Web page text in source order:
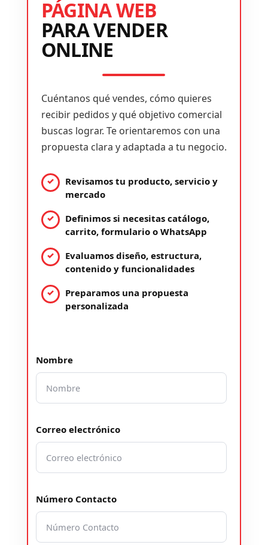
PÁGINA WEB
PARA VENDER
ONLINE
Cuéntanos qué vendes, cómo quieres
recibir pedidos y qué objetivo comercial
buscas lograr. Te orientaremos con una
propuesta clara y adaptada a tu negocio.
Revisamos tu producto, servicio y
mercado
Definimos si necesitas catálogo,
carrito, formulario o WhatsApp
Evaluamos diseño, estructura,
contenido y funcionalidades
Preparamos una propuesta
personalizada
Nombre
Correo electrónico
Número Contacto